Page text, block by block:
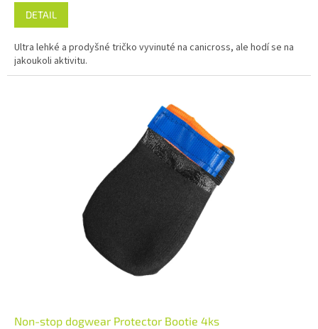
DETAIL
Ultra lehké a prodyšné tričko vyvinuté na canicross, ale hodí se na
jakoukoli aktivitu.
Non-stop dogwear Protector Bootie 4ks